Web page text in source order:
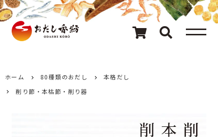
メニュー
80種類のおだし
カテゴリ一覧
ホーム 80種類のおだし
本格だし
削り節・本枯節・削り器